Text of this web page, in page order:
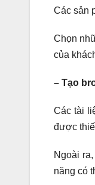
Các sản
Chọn
của
– Tạo
Các tài
được
Ngoài
năng có